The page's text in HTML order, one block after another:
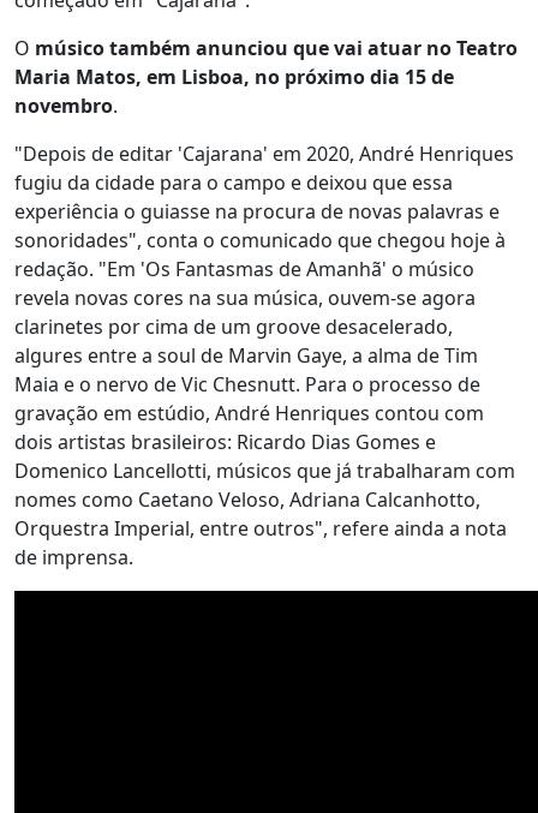
O músico também anunciou que vai atuar no Teatro
Maria Matos, em Lisboa, no próximo dia 15 de
novembro.
"Depois de editar 'Cajarana' em 2020, André Henriques
fugiu da cidade para o campo e deixou que essa
experiência o guiasse na procura de novas palavras e
sonoridades", conta o comunicado que chegou hoje à
redação. "Em 'Os Fantasmas de Amanhã' o músico
revela novas cores na sua música, ouvem-se agora
clarinetes por cima de um groove desacelerado,
algures entre a soul de Marvin Gaye, a alma de Tim
Maia e o nervo de Vic Chesnutt. Para o processo de
gravação em estúdio, André Henriques contou com
dois artistas brasileiros: Ricardo Dias Gomes e
Domenico Lancellotti, músicos que já trabalharam com
nomes como Caetano Veloso, Adriana Calcanhotto,
Orquestra Imperial, entre outros", refere ainda a nota
de imprensa.